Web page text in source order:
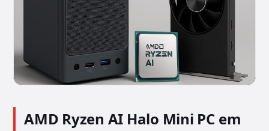
AMD Ryzen AI Halo Mini PC em